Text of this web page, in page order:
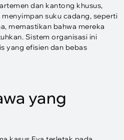
dan kantong khusus,
suku cadang, seperti
memastikan bahwa mereka
Sistem organisasi ini
yang efisien dan bebas
yang